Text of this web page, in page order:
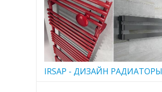
IRSAP - ДИЗАЙН РАДИАТОРЫ